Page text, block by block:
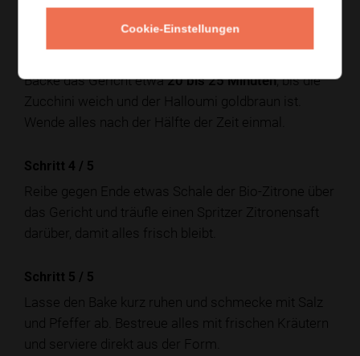
alles in einer Auflaufform.
Schritt 3/5
Backe das Gericht etwa20 bis 25 Minuten, bis die
Zucchini weich und der Halloumi goldbraun ist.
Wende alles nach der Hälfte der Zeit einmal.
Schritt 4 / 5
Reibe gegen Ende etwas Schale der Bio-Zitrone über
das Gericht und träufle einen Spritzer Zitronensaft
darüber, damit alles frisch bleibt.
Schritt 5 / 5
Lasse den Bake kurz ruhen und schmecke mit Salz
und Pfeffer ab. Bestreue alles mit frischen Kräutern
und serviere direkt aus der Form.
Cookie-Einstellungen